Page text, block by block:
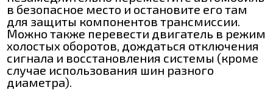
в безопасное место и остановите его там
для защиты компонентов трансмиссии.
Можно также перевести двигатель в режим
холостых оборотов, дождаться отключения
сигнала и восстановления системы (кроме
случае использования шин разного
диаметра).